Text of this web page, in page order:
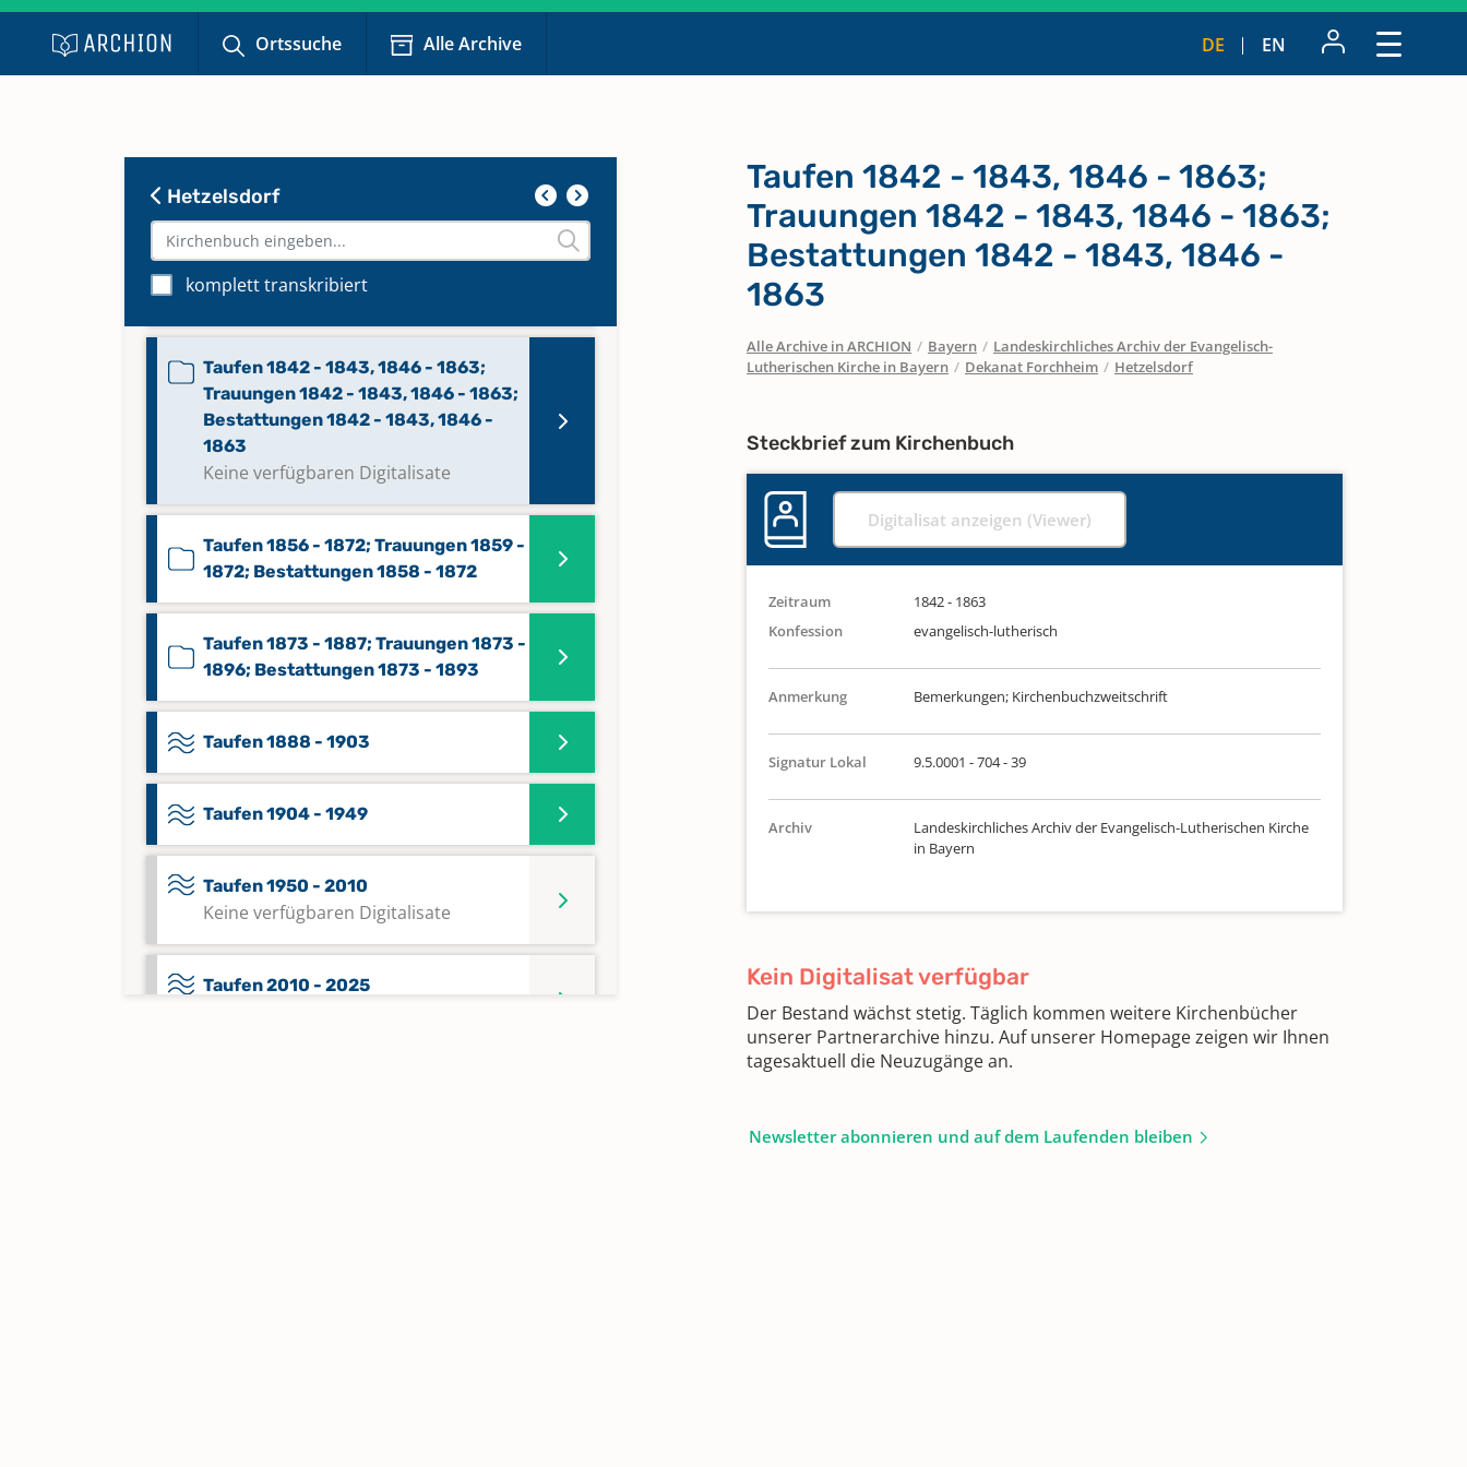
Ortssuche Alle Archive DE EN
Hetzelsdorf
komplett transkribiert
Taufen 1790 - 1824; Trauungen 1790 -
1824; Bestattungen 1790 - 1824
- 1834; Bestattungen 1808 - 1835
1859; Bestattungen 1835 - 1858
Taufen 1842 - 1843, 1846 - 1863;
Trauungen 1842 - 1843, 1846 - 1863;
Bestattungen 1842 - 1843, 1846 -
1863
Keine verfügbaren Digitalisate
Taufen 1856 - 1872; Trauungen 1859 -
1872; Bestattungen 1858 - 1872
Taufen 1873 - 1887; Trauungen 1873 -
1896; Bestattungen 1873 - 1893
Taufen 1888 - 1903
Taufen 1904 - 1949
Taufen 1950 - 2010
Keine verfügbaren Digitalisate
Taufen 2010 - 2025
Taufen 1842 - 1843, 1846 - 1863;
Trauungen 1842 - 1843, 1846 - 1863;
Bestattungen 1842 - 1843, 1846 -
1863
Alle Archive in ARCHION / Bayern / Landeskirchliches Archiv der Evangelisch-
Lutherischen Kirche in Bayern / Dekanat Forchheim / Hetzelsdorf
Steckbrief zum Kirchenbuch
Digitalisat anzeigen (Viewer)
Zeitraum
1842 - 1863
Konfession
evangelisch-lutherisch
Anmerkung Bemerkungen; Kirchenbuchzweitschrift
Signatur Lokal 9.5.0001 - 704 - 39
Archiv
Landeskirchliches Archiv der Evangelisch-Lutherischen Kirche
in Bayern
Kein Digitalisat verfügbar
Der Bestand wächst stetig. Täglich kommen weitere Kirchenbücher
unserer Partnerarchive hinzu. Auf unserer Homepage zeigen wir Ihnen
tagesaktuell die Neuzugänge an.
Newsletter abonnieren und auf dem Laufenden bleiben